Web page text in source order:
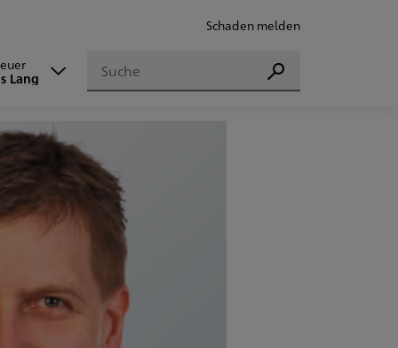
Schaden melden
Lang
Suchen
Suchen